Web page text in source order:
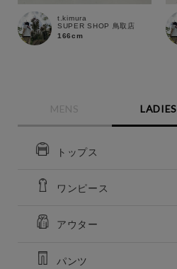
t.kimura
SUPER SHOP 鳥取店
166cm
MENS LADIES
トップス
ワンピース
アウター
パンツ